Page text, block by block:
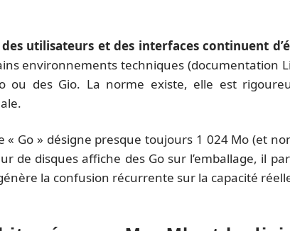
utilisateurs et des interfaces continuent
environnements techniques (documentation
ou des Gio. La norme existe, elle est
Go » désigne presque toujours 1 024 Mo (et
de disques affiche des Go sur l’emballage, il
la confusion récurrente sur la capacité